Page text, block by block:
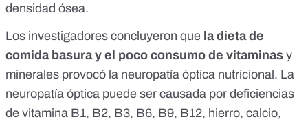
densidad ósea.
Los investigadores concluyeron que la dieta de
comida basura y el poco consumo de vitaminas y
minerales provocó la neuropatía óptica nutricional. La
neuropatía óptica puede ser causada por deficiencias
de vitamina B1, B2, B3, B6, B9, B12, hierro, calcio,